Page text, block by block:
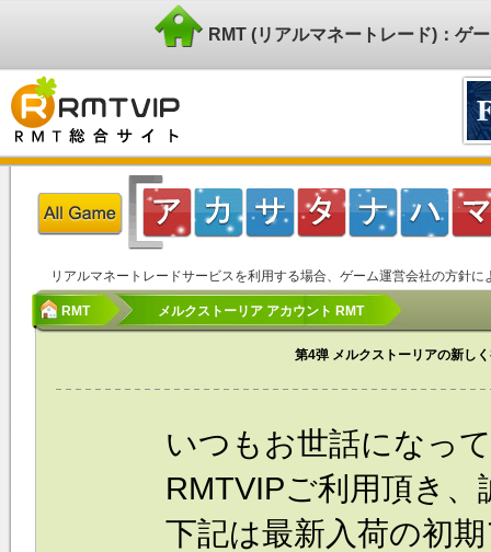
RMT (リアルマネートレード)：ゲ
リアルマネートレードサービスを利用する場合、ゲーム運営会社の方針
RMT メルクストーリア アカウント RMT
第4弹 メルクストーリアの新し
いつもお世話になっ
RMTVIPご利用頂き
下記は最新入荷の初期